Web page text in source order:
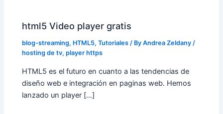
html5 Video player gratis
blog-streaming, HTML5,Tutoriales / ByAndrea Zeldany /
hosting de tv,player https
HTML5 es el futuro en cuanto a las tendencias de
diseño web e integración en paginas web. Hemos
lanzado un player […]